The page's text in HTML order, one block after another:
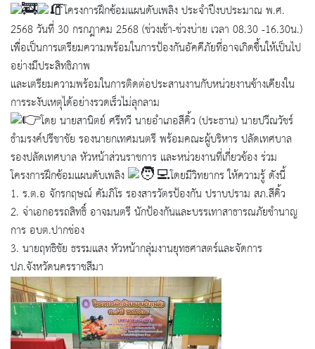
โครงการฝึกซ้อมแผนดับเพลิง ประจำปีงบประมาณ พ.ศ.
2568 วันที่ 30 กรกฎาคม 2568 (ช่วงเช้า-ช่วงบ่าย เวลา 08.30 -16.30น.)
เพื่อเป็นการเตรียมความพร้อมในการป้องกันอัคคีภัยที่อาจเกิดขึ้นให้เป็นไป
อย่างมีประสิทธิภาพ
และเตรียมความพร้อมในการติดต่อประสานงานกับหน่วยงานข้างเคียงใน
การระงับเหตุได้อย่างรวดเร็วไม่ลุกลาม
โดย นายสานิตย์ ศรีทวี นายอำเภอสีคิ้ว (ประธาน) นายปวีณวัชร์
ธำมรงค์ปรีชาชัย รองนายกเทศมนตรี พร้อมคณะผู้บริหาร ปลัดเทศบาล
รองปลัดเทศบาล หัวหน้าส่วนราชการ และหน่วยงานที่เกี่ยวข้อง ร่วม
โครงการฝึกซ้อมแผนดับเพลิง
โดยมีวิทยากร ให้ความรู้ ดังนี้
1. ร.ต.อ จักรกฤษณ์ คัมภิโร รองสารวัตรป้องกัน ปราบปราม สภ.สีคิ้ว
2. จ่าเอกอรรถสิทธิ์ อาจมนตรี นักป้องกันและบรรเทาสาธารณภัยชำนาญ
การ อบต.ปากช่อง
3. นายฤทธิชัย ธรรมแสง หัวหน้ากลุ่มงานยุทธศาสตร์และจัดการ
ปภ.จังหวัดนครราชสีมา